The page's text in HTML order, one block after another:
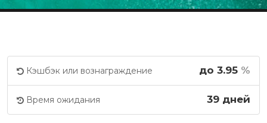
Кэшбэк или вознаграждение до 3.95 %
Время ожидания 39 дней